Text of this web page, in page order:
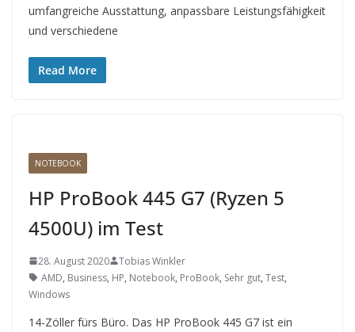
umfangreiche Ausstattung, anpassbare Leistungsfähigkeit
und verschiedene
Read More
NOTEBOOK
HP ProBook 445 G7 (Ryzen 5
4500U) im Test
28. August 2020
Tobias Winkler
AMD, Business, HP, Notebook, ProBook, Sehr gut, Test,
Windows
14-Zöller fürs Büro. Das HP ProBook 445 G7 ist ein